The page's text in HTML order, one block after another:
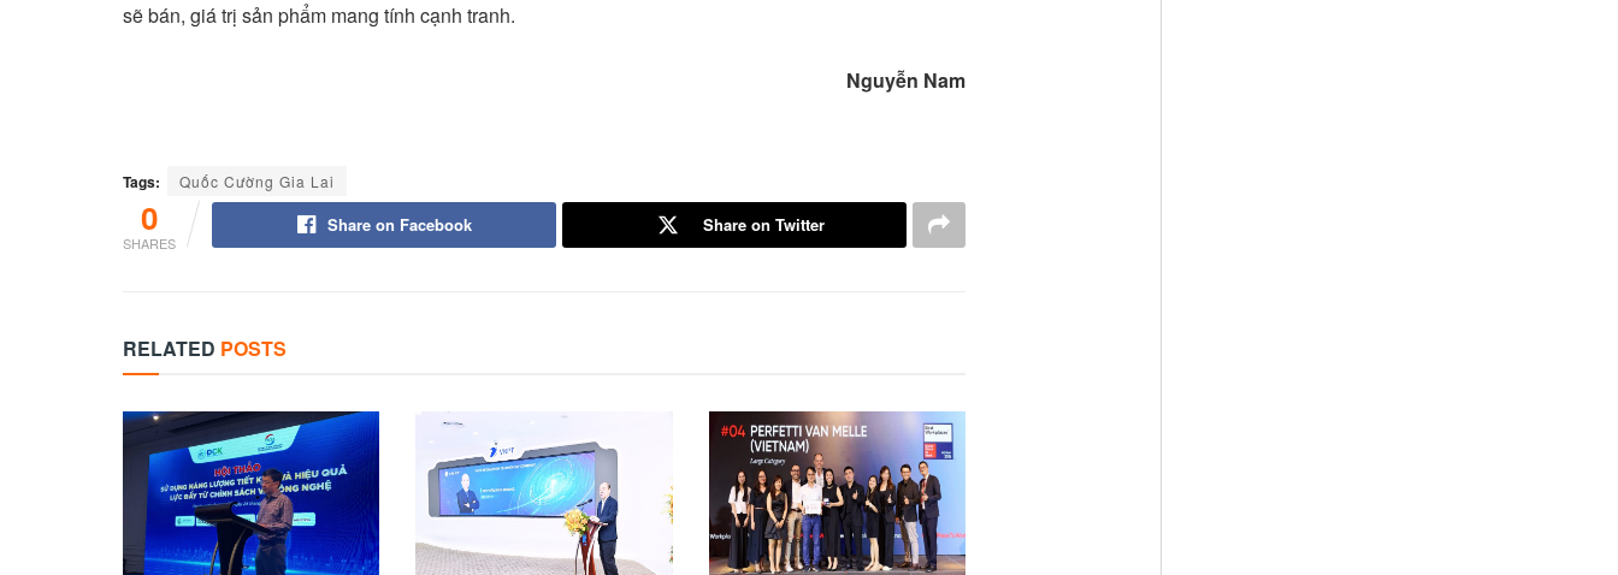
sẽ bán, giá trị sản phẩm mang tính cạnh tranh.
Nguyễn Nam
Tags: Quốc Cường Gia Lai
0
SHARES
Share on Facebook Share on Twitter
RELATED POSTS